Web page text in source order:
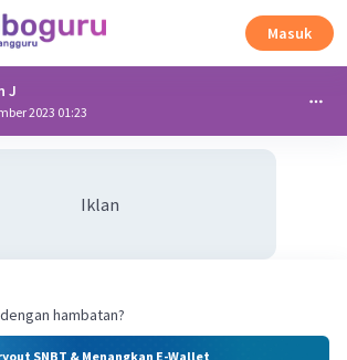
Masuk
J
2023 01:23
Iklan
hambatan?
SNBT & Menangkan E-Wallet